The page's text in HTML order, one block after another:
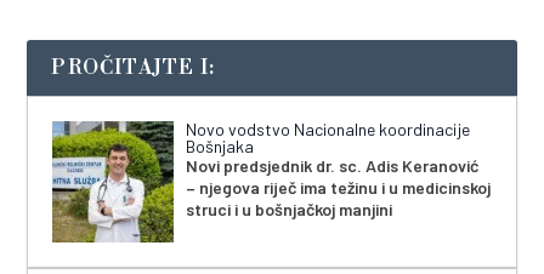
PROČITAJTE I:
Novo vodstvo Nacionalne koordinacije
Bošnjaka
Novi predsjednik dr. sc. Adis Keranović
– njegova riječ ima težinu i u medicinskoj
struci i u bošnjačkoj manjini